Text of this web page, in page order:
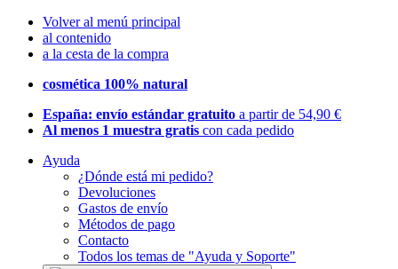
Volver al menú principal
al contenido
a la cesta de la compra
cosmética 100% natural
España: envío estándar gratuito a partir de 54,90 €
Al menos 1 muestra gratis con cada pedido
Ayuda
¿Dónde está mi pedido?
Devoluciones
Gastos de envío
Métodos de pago
Contacto
Todos los temas de "Ayuda y Soporte"